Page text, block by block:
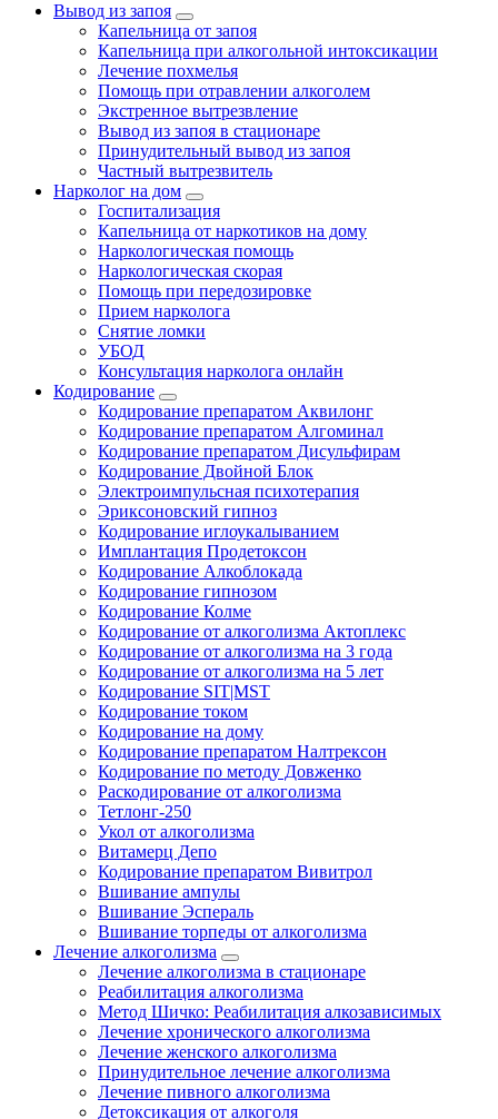
Вывод из запоя
Капельница от запоя
Капельница при алкогольной интоксикации
Лечение похмелья
Помощь при отравлении алкоголем
Экстренное вытрезвление
Вывод из запоя в стационаре
Принудительный вывод из запоя
Частный вытрезвитель
Нарколог на дом
Госпитализация
Капельница от наркотиков на дому
Наркологическая помощь
Наркологическая скорая
Помощь при передозировке
Прием нарколога
Снятие ломки
УБОД
Консультация нарколога онлайн
Кодирование
Кодирование препаратом Аквилонг
Кодирование препаратом Алгоминал
Кодирование препаратом Дисульфирам
Кодирование Двойной Блок
Электроимпульсная психотерапия
Эриксоновский гипноз
Кодирование иглоукалыванием
Имплантация Продетоксон
Кодирование Алкоблокада
Кодирование гипнозом
Кодирование Колме
Кодирование от алкоголизма Актоплекс
Кодирование от алкоголизма на 3 года
Кодирование от алкоголизма на 5 лет
Кодирование SIT|MST
Кодирование током
Кодирование на дому
Кодирование препаратом Налтрексон
Кодирование по методу Довженко
Раскодирование от алкоголизма
Тетлонг-250
Укол от алкоголизма
Витамерц Депо
Кодирование препаратом Вивитрол
Вшивание ампулы
Вшивание Эспераль
Вшивание торпеды от алкоголизма
Лечение алкоголизма
Лечение алкоголизма в стационаре
Реабилитация алкоголизма
Метод Шичко: Реабилитация алкозависимых
Лечение хронического алкоголизма
Лечение женского алкоголизма
Принудительное лечение алкоголизма
Лечение пивного алкоголизма
Детоксикация от алкоголя